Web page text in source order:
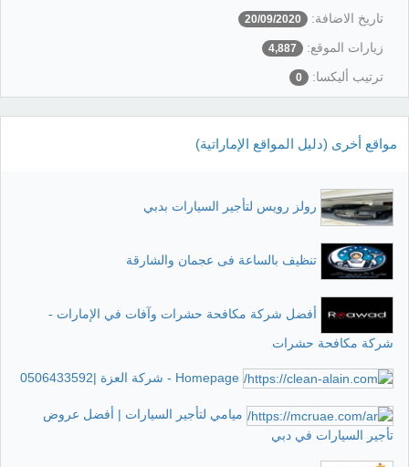
تاريخ الاضافة:
20/09/2020
زيارات الموقع: 4,887
ترتيب أليكسا: 0
مواقع أخرى (دليل المواقع الإماراتية)
رولز رويس لتأجير السيارات بدبي
تنظيف بالساعة فى عجمان والشارقة
أفضل شركة مكافحة حشرات وآفات في الإمارات -
شركة مكافحة حشرات
Homepage - شركة العزة |0506433592
ميامي لتأجير السيارات | أفضل عروض
تأجير السيارات في دبي